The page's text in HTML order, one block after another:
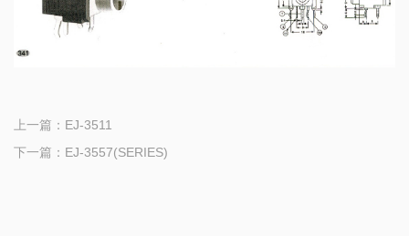
上一篇： EJ-3511
下一篇： EJ-3557(SERIES)